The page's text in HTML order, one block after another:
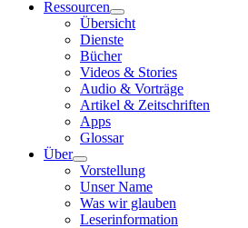
Ressourcen
Übersicht
Dienste
Bücher
Videos & Stories
Audio & Vorträge
Artikel & Zeitschriften
Apps
Glossar
Über
Vorstellung
Unser Name
Was wir glauben
Leser­infor­mation